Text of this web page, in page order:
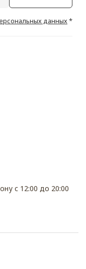
данных*
с 12:00 до 20:00